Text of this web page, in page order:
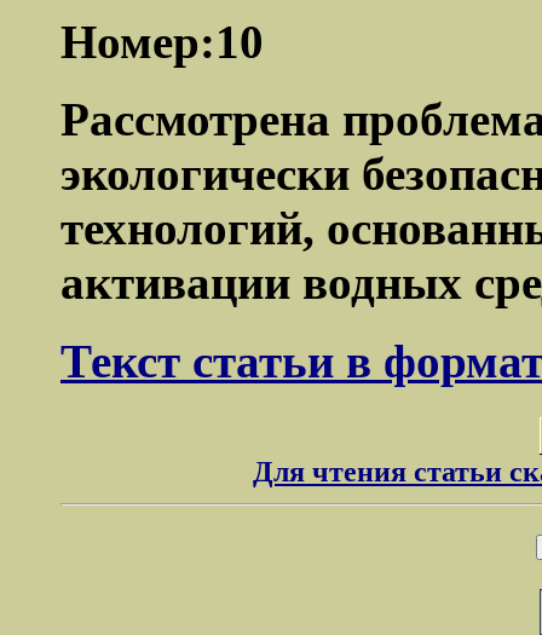
Номер:10
Рассмотрена
экологически
технологий,
активации водных
Текст статьи в
Для чтения статьи